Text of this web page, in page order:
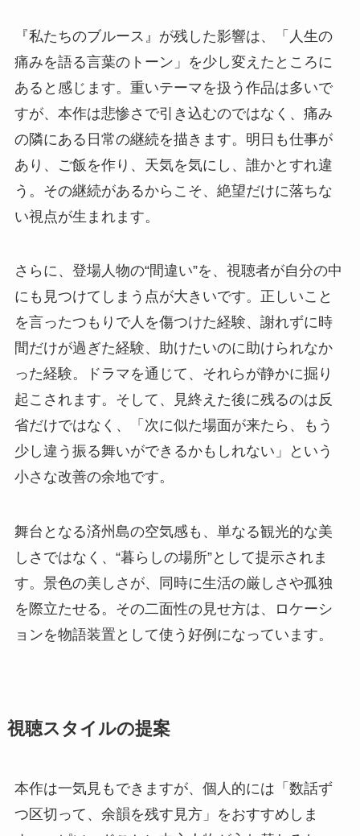
『私たちのブルース』が残した影響は、「人生の
痛みを語る言葉のトーン」を少し変えたところに
あると感じます。重いテーマを扱う作品は多いで
すが、本作は悲惨さで引き込むのではなく、痛み
の隣にある日常の継続を描きます。明日も仕事が
あり、ご飯を作り、天気を気にし、誰かとすれ違
う。その継続があるからこそ、絶望だけに落ちな
い視点が生まれます。
さらに、登場人物の“間違い”を、視聴者が自分の中
にも見つけてしまう点が大きいです。正しいこと
を言ったつもりで人を傷つけた経験、謝れずに時
間だけが過ぎた経験、助けたいのに助けられなか
った経験。ドラマを通じて、それらが静かに掘り
起こされます。そして、見終えた後に残るのは反
省だけではなく、「次に似た場面が来たら、もう
少し違う振る舞いができるかもしれない」という
小さな改善の余地です。
舞台となる済州島の空気感も、単なる観光的な美
しさではなく、“暮らしの場所”として提示されま
す。景色の美しさが、同時に生活の厳しさや孤独
を際立たせる。その二面性の見せ方は、ロケーシ
ョンを物語装置として使う好例になっています。
視聴スタイルの提案
本作は一気見もできますが、個人的には「数話ず
つ区切って、余韻を残す見方」をおすすめしま